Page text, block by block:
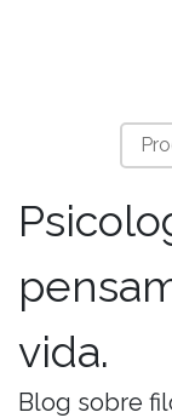
vida.
Blog sobre